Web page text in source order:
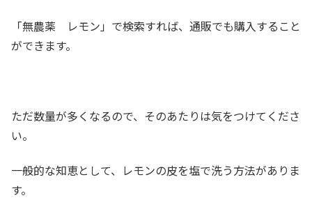
「無農薬 レモン」で検索すれば、通販でも購入すること
ができます。
ただ数量が多くなるので、そのあたりは気をつけてくださ
い。
一般的な知恵として、レモンの皮を塩で洗う方法がありま
す。